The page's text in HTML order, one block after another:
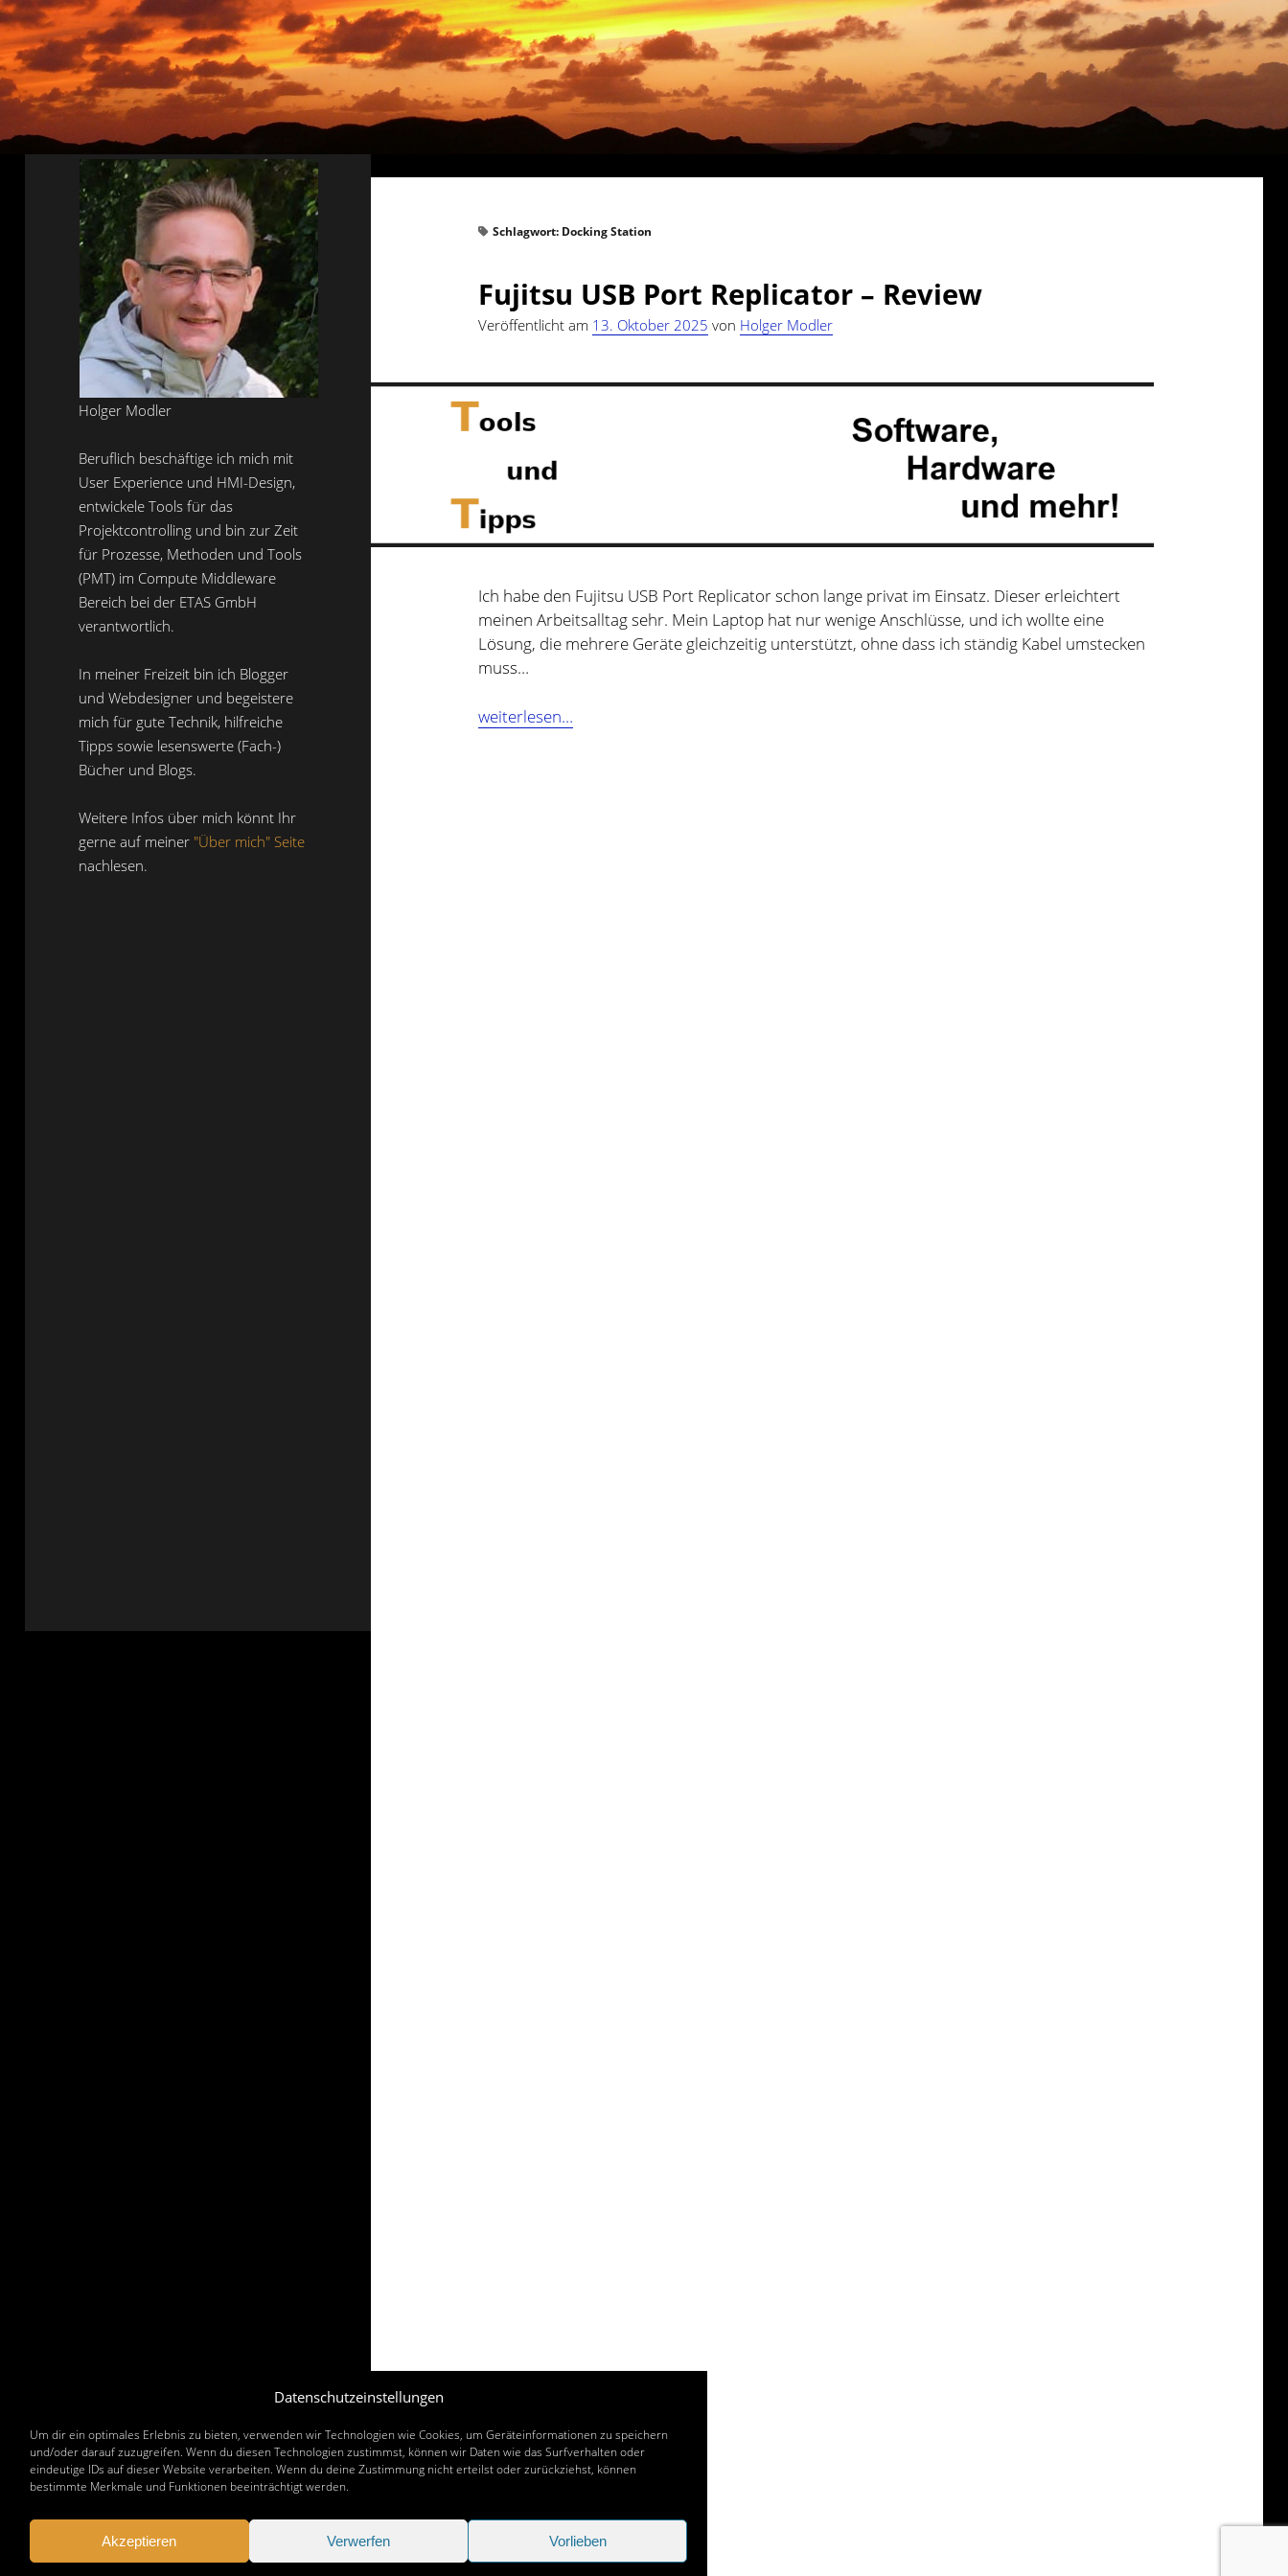
Datenschutzeinstellungen
Um dir ein optimales Erlebnis zu bieten, verwenden wir Technologien wie Cookies, um Geräteinformationen zu speichern
und/oder darauf zuzugreifen. Wenn du diesen Technologien zustimmst, können wir Daten wie das Surfverhalten oder
eindeutige IDs auf dieser Website verarbeiten. Wenn du deine Zustimmung nicht erteilst oder zurückziehst, können
bestimmte Merkmale und Funktionen beeinträchtigt werden.
Akzeptieren Verwerfen Vorlieben
Tools und Tipps
(61)
Inlineskaten(103)
Holger Modler
Beruflich beschäftige ich mich mit
User Experience und HMI-Design,
entwickele Tools für das
Projektcontrolling und bin zur Zeit
für Prozesse, Methoden und Tools
(PMT) im Compute Middleware
Bereich bei der ETAS GmbH
verantwortlich.
In meiner Freizeit bin ich Blogger
und Webdesigner und begeistere
mich für gute Technik, hilfreiche
Tipps sowie lesenswerte (Fach-)
Bücher und Blogs.
Weitere Infos über mich könnt Ihr
gerne auf meiner "Über mich" Seite
nachlesen.
Schlagwort: Docking Station
Fujitsu USB Port Replicator – Review
Veröffentlicht am 13. Oktober 2025 von Holger Modler
Ich habe den Fujitsu USB Port Replicator schon lange privat im Einsatz. Dieser erleichtert
meinen Arbeitsalltag sehr. Mein Laptop hat nur wenige Anschlüsse, und ich wollte eine
Lösung, die mehrere Geräte gleichzeitig unterstützt, ohne dass ich ständig Kabel umstecken
muss…
weiterlesen…